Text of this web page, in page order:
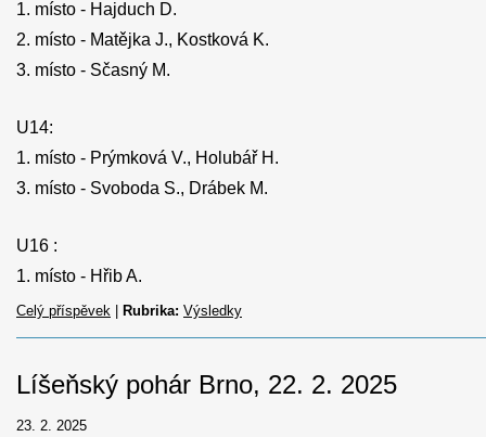
1. ‎místo - Hajduch D.
2. místo - Matějka J., Kostková K.
3. místo - Sčasný M.
U14:
1. ‎místo - Prýmková V., Holubář H.
3. místo - Svoboda S., Drábek M.
U16 :
1. ‎místo - Hřib A.
Celý příspěvek | Rubrika: Výsledky
Líšeňský pohár Brno, 22. 2. 2025
23. 2. 2025